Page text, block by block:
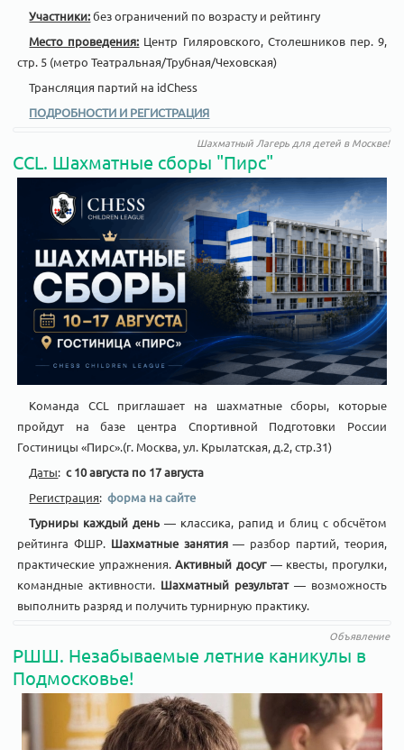
Участники:без ограничений по возрасту и рейтингу
Место проведения: Центр Гиляровского, Столешников пер. 9,
стр. 5 (метро Театральная/Трубная/Чеховская)
Трансляция партий на idChess
ПОДРОБНОСТИ И РЕГИСТРАЦИЯ
Шахматный Лагерь для детей в Москве!
CCL. Шахматные сборы "Пирс"
Команда CCL приглашает на шахматные сборы, которые
пройдут на базе центра Спортивной Подготовки России
Гостиницы «Пирс».(г. Москва, ул. Крылатская, д.2, стр.31)
Даты: с 10 августа по 17 августа
Регистрация: форма на сайте
Турниры каждый день— классика, рапид и блиц с обсчётом
рейтинга ФШР. Шахматные занятия— разбор партий, теория,
практические упражнения.Активный досуг — квесты, прогулки,
командные активности. Шахматный результат — возможность
выполнить разряд и получить турнирную практику.
Объявление
РШШ. Незабываемые летние каникулы в
Подмосковье!